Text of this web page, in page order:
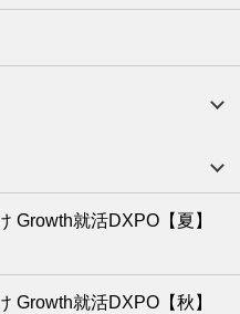
Growth就活DXPO【夏】
Growth就活DXPO【秋】